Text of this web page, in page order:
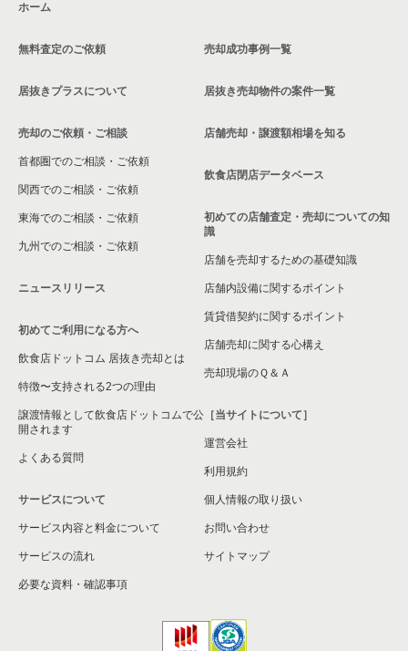
大阪府のカラオケ・パブ・スナックの居抜き売却物件の案件一
大阪府の洋食の居抜き売却物件の案件一覧
大阪府のその他の居抜き売却物件の案件一覧
ホーム
無料査定のご依頼
居抜きプラスについて
売却のご依頼・ご相談
首都圏でのご相談・ご依頼
関西でのご相談・ご依頼
東海でのご相談・ご依頼
九州でのご相談・ご依頼
ニュースリリース
初めてご利用になる方へ
飲食店ドットコム 居抜き売却とは
特徴〜支持される2つの理由
譲渡情報として飲食店ドットコムで公
開されます
よくある質問
サービスについて
サービス内容と料金について
サービスの流れ
必要な資料・確認事項
売却成功事例一覧
居抜き売却物件の案件一覧
店舗売却・譲渡額相場を知る
飲食店閉店データベース
初めての店舗査定・売却についての知
識
店舗を売却するための基礎知識
店舗内設備に関するポイント
賃貸借契約に関するポイント
店舗売却に関する心構え
売却現場のＱ＆Ａ
［当サイトについて］
運営会社
利用規約
個人情報の取り扱い
お問い合わせ
サイトマップ